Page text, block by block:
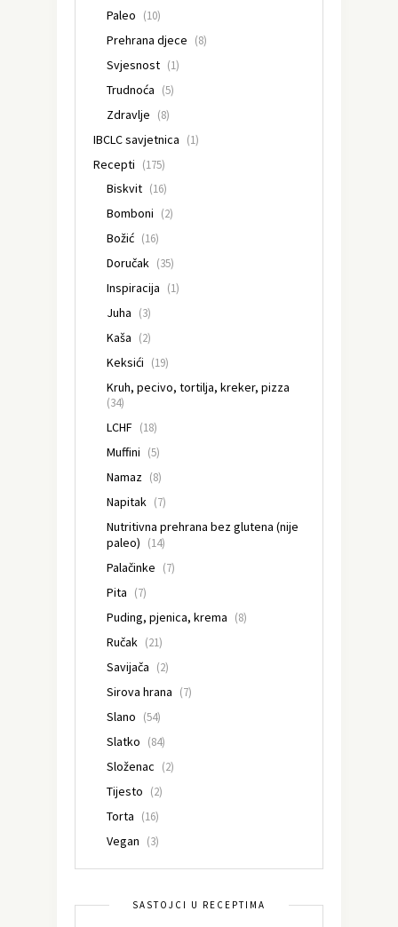
Paleo (10)
Prehrana djece (8)
Svjesnost (1)
Trudnoća (5)
Zdravlje (8)
IBCLC savjetnica (1)
Recepti (175)
Biskvit (16)
Bomboni (2)
Božić (16)
Doručak (35)
Inspiracija (1)
Juha (3)
Kaša (2)
Keksići (19)
Kruh, pecivo, tortilja, kreker, pizza
(34)
LCHF (18)
Muffini (5)
Namaz (8)
Napitak (7)
Nutritivna prehrana bez glutena (nije
paleo) (14)
Palačinke (7)
Pita (7)
Puding, pjenica, krema (8)
Ručak (21)
Savijača (2)
Sirova hrana (7)
Slano (54)
Slatko (84)
Složenac (2)
Tijesto (2)
Torta (16)
Vegan (3)
SASTOJCI U RECEPTIMA